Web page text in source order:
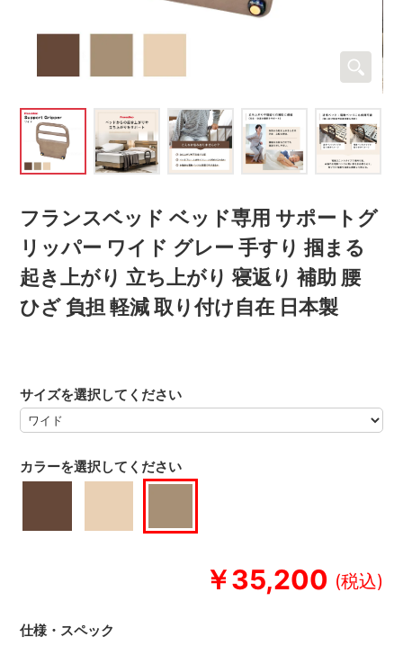
フランスベッド ベッド専用 サポートグ
リッパー ワイド グレー 手すり 掴まる
起き上がり 立ち上がり 寝返り 補助 腰
ひざ 負担 軽減 取り付け自在 日本製
￥35,200
カラーを選択してください
サイズを選択してください
仕様・スペック